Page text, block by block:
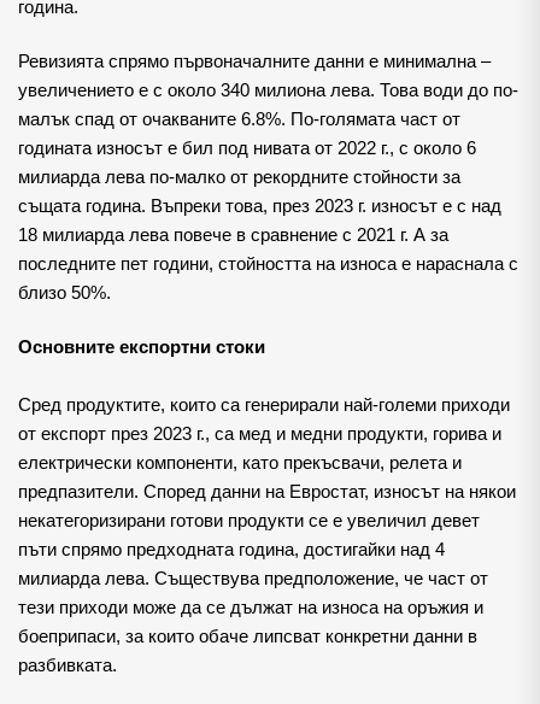
година.
Ревизията спрямо първоначалните данни е минимална –
увеличението е с около 340 милиона лева. Това води до по-
малък спад от очакваните 6.8%. По-голямата част от
годината износът е бил под нивата от 2022 г., с около 6
милиарда лева по-малко от рекордните стойности за
същата година. Въпреки това, през 2023 г. износът е с над
18 милиарда лева повече в сравнение с 2021 г. А за
последните пет години, стойността на износа е нараснала с
близо 50%.
Основните експортни стоки
Сред продуктите, които са генерирали най-големи приходи
от експорт през 2023 г., са мед и медни продукти, горива и
електрически компоненти, като прекъсвачи, релета и
предпазители. Според данни на Евростат, износът на някои
некатегоризирани готови продукти се е увеличил девет
пъти спрямо предходната година, достигайки над 4
милиарда лева. Съществува предположение, че част от
тези приходи може да се дължат на износа на оръжия и
боеприпаси, за които обаче липсват конкретни данни в
разбивката.